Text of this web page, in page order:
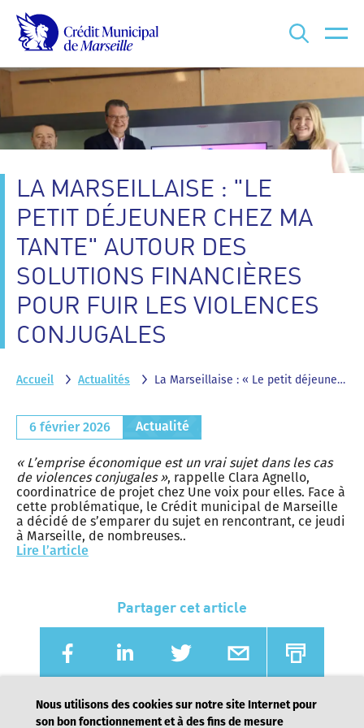
Que recherchez-vous ?
Accueil Actualités La Marseillaise : « Le petit déjeuner chez ma tante » autour des solutions financières pour fuir les violences conjugales
LA MARSEILLAISE : "LE
PETIT DÉJEUNER CHEZ MA
TANTE" AUTOUR DES
SOLUTIONS FINANCIÈRES
POUR FUIR LES VIOLENCES
CONJUGALES
6 février 2026 Actualité
« L’emprise économique est un vrai sujet dans les cas
de violences conjugales », rappelle Clara Agnello,
coordinatrice de projet chez Une voix pour elles. Face à
cette problématique, le Crédit municipal de Marseille
a décidé de s’emparer du sujet en rencontrant, ce jeudi
à Marseille, de nombreuses..
Lire l’article
Partager cet article
Nous utilisons des cookies sur notre site Internet pour
son bon fonctionnement et à des fins de mesure